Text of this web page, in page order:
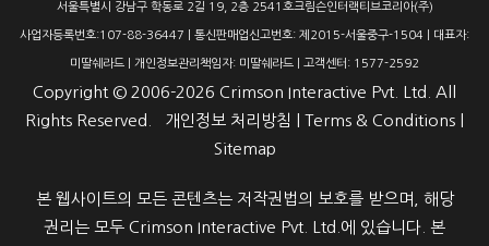
서울특별시 강남구 학동로 2길 19, 2층 2541호크림슨인터랙티브코리아(주)
사업자등록번호:107-88-36447 | 통신판매업신고번호: 제2015-서울중구-1504 | 대표자:
미딸쉐라드 | 개인정보관리책임자: 미딸쉐라드 | 고객센터: 1577-2592
Copyright © 2006-2026 Crimson Interactive Pvt. Ltd. All
Rights Reserved. 개인정보 처리방침 Terms & Conditions
Sitemap
본 웹사이트의 모든 콘텐츠는 저작권법의 보호를 받으며, 해당
권리는 모두 Crimson Interactive Pvt. Ltd.에 있습니다. 본